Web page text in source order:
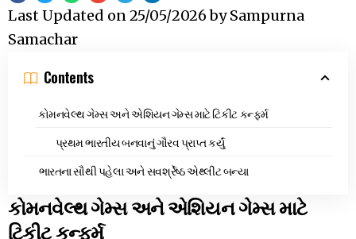
Last Updated on25/05/2026bySampurna
Samachar
Contents
કોમનવેલ્થ ગેમ્સ અને એશિયન ગેમ્સ માટે ટિકીટ કન્ફર્મ
પ્રથમ ભારતીય બનવાનું ગૌરવ પ્રાપ્ત કર્યું
ભારતના સૌથી પહેલા અને સવર્શ્રેષ્ઠ એથ્લીટ બન્યા
કોમનવેલ્થ ગેમ્સ અને એશિયન ગેમ્સ માટે
ટિકીટ કન્ફર્મ